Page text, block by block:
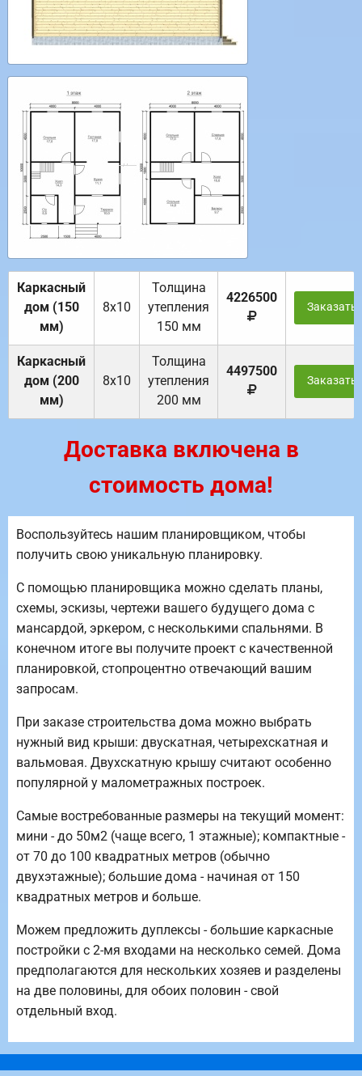
Каркасный
дом (150
мм)
8х10
Толщина
утепления
150 мм
4226500
Заказать
Каркасный
дом (200
мм)
8х10
Толщина
утепления
200 мм
4497500
Заказать
Доставка включена в
стоимость дома!
Воспользуйтесь нашим планировщиком, чтобы
получить свою уникальную планировку.
С помощью планировщика можно сделать планы,
схемы, эскизы, чертежи вашего будущего дома с
мансардой, эркером, с несколькими спальнями. В
конечном итоге вы получите проект с качественной
планировкой, стопроцентно отвечающий вашим
запросам.
При заказе строительства дома можно выбрать
нужный вид крыши: двускатная, четырехскатная и
вальмовая. Двухскатную крышу считают особенно
популярной у малометражных построек.
Самые востребованные размеры на текущий момент:
мини - до 50м2 (чаще всего, 1 этажные); компактные -
от 70 до 100 квадратных метров (обычно
двухэтажные); большие дома - начиная от 150
квадратных метров и больше.
Можем предложить дуплексы - большие каркасные
постройки с 2-мя входами на несколько семей. Дома
предполагаются для нескольких хозяев и разделены
на две половины, для обоих половин - свой
отдельный вход.